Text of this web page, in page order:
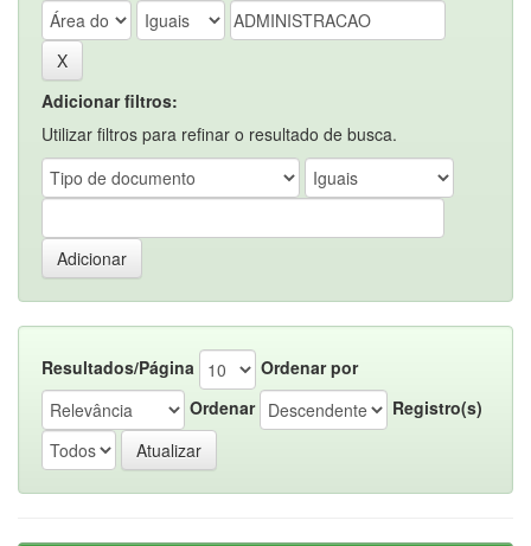
Adicionar filtros:
Utilizar filtros para refinar o resultado de busca.
Resultados/Página
Ordenar por
Ordenar
Registro(s)